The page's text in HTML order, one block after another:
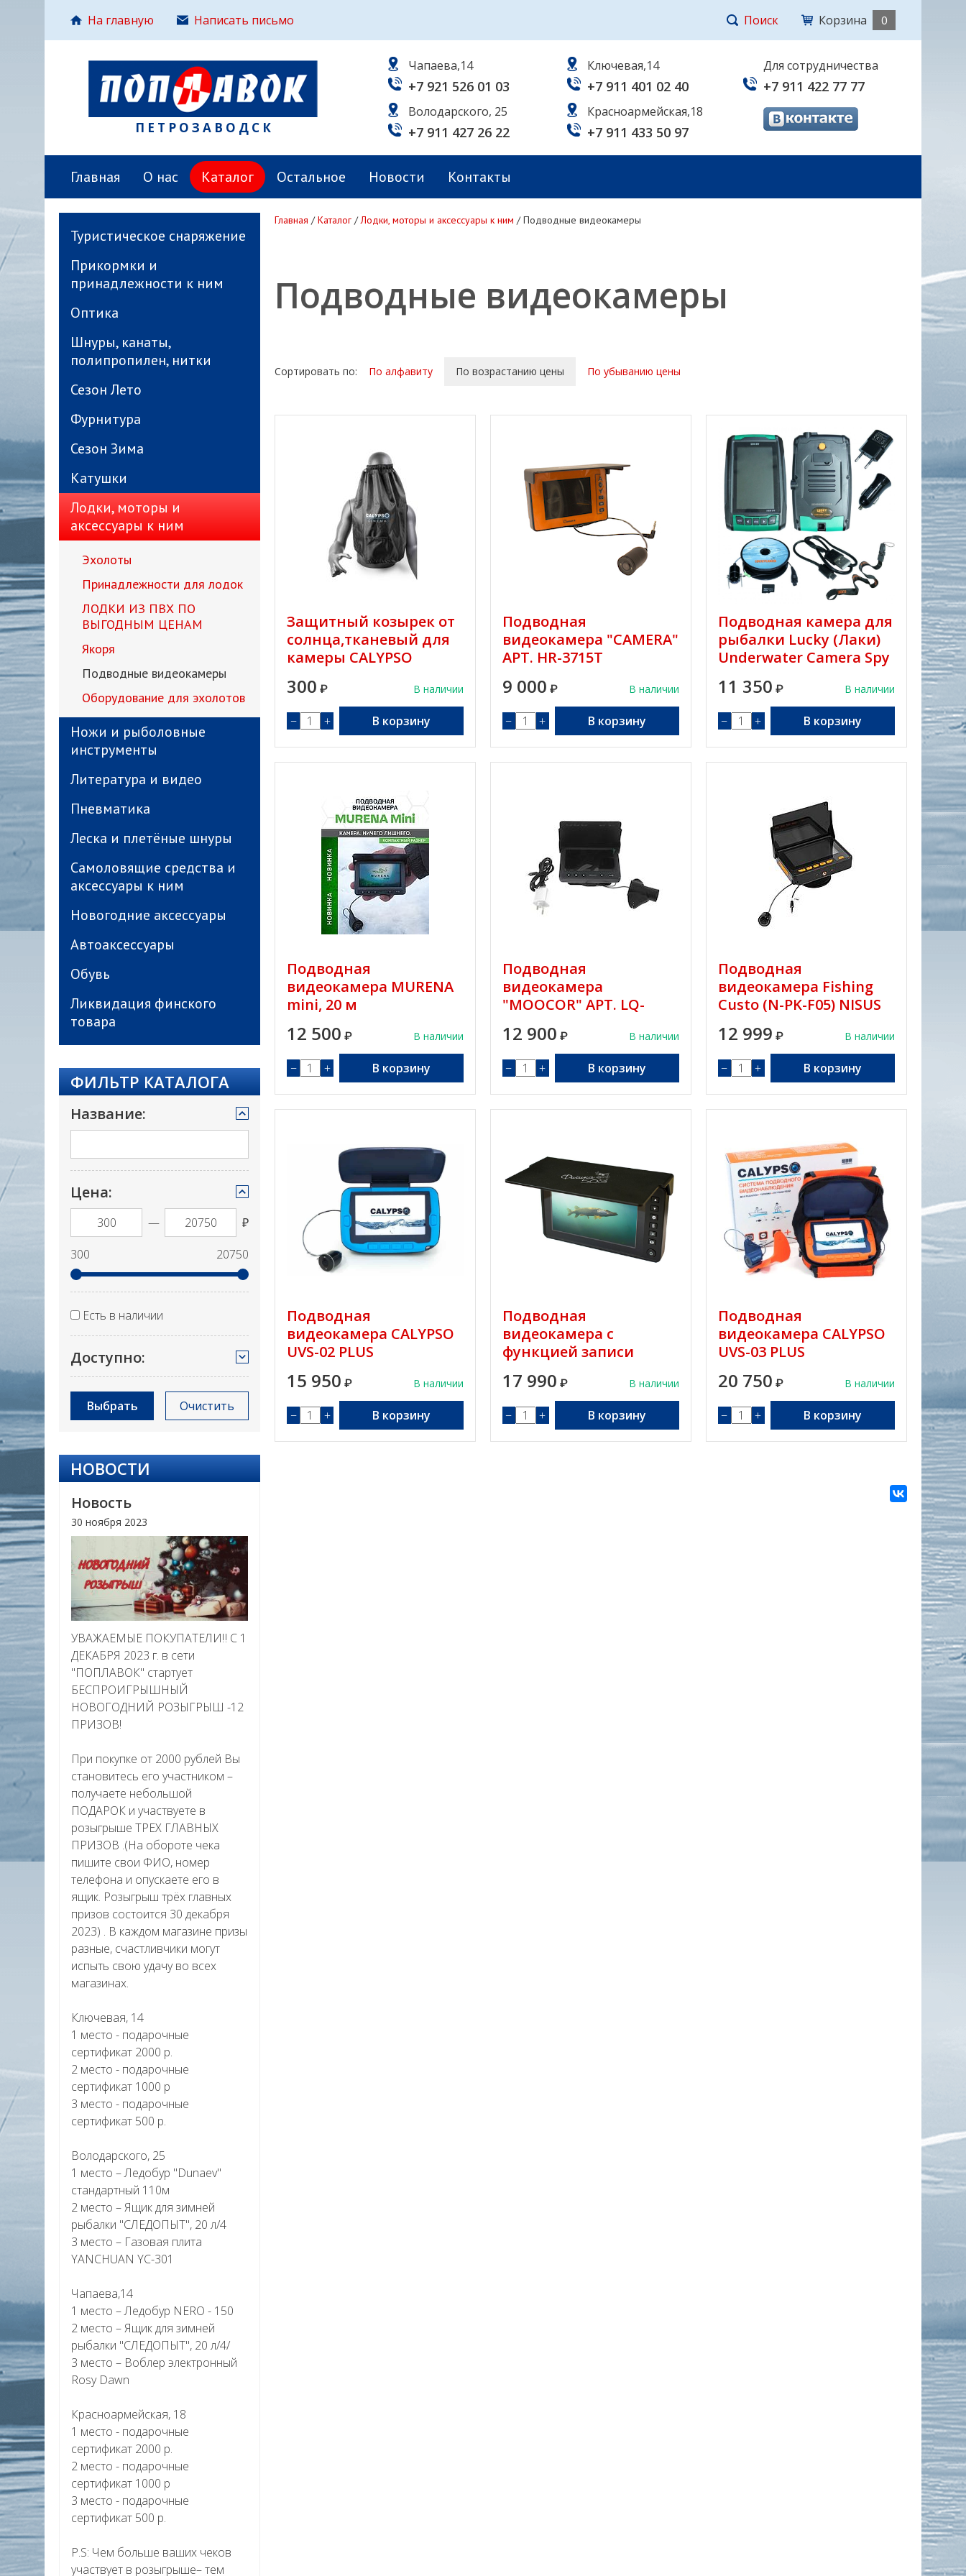
На главную Написать письмо Поиск Корзина 0
ПЕТРОЗАВОДСК
Чапаева,14
+7 921 526 01 03
Володарского, 25
+7 911 427 26 22
Ключевая,14
+7 911 401 02 40
Красноармейская,18
+7 911 433 50 97
Для сотрудничества
+7 911 422 77 77
Главная О нас Каталог Остальное Новости Контакты
Туристическое снаряжение
Прикормки и
принадлежности к ним
Оптика
Шнуры, канаты,
полипропилен, нитки
Сезон Лето
Фурнитура
Сезон Зима
Катушки
Лодки, моторы и
аксессуары к ним
Эхолоты
Принадлежности для лодок
ЛОДКИ ИЗ ПВХ ПО
ВЫГОДНЫМ ЦЕНАМ
Якоря
Подводные видеокамеры
Оборудование для эхолотов
Ножи и рыболовные
инструменты
Литература и видео
Пневматика
Леска и плетёные шнуры
Самоловящие средства и
аксессуары к ним
Новогодние аксессуары
Автоаксессуары
Обувь
Ликвидация финского
товара
ФИЛЬТР КАТАЛОГА
Название:
Цена:
—
₽
300
20750
Есть в наличии
Доступно:
Выбрать Очистить
НОВОСТИ
Новость
30 ноября 2023
УВАЖАЕМЫЕ ПОКУПАТЕЛИ‼ С 1
ДЕКАБРЯ 2023 г. в сети
"ПОПЛАВОК" стартует
БЕСПРОИГРЫШНЫЙ
НОВОГОДНИЙ РОЗЫГРЫШ -12
ПРИЗОВ!
При покупке от 2000 рублей Вы
становитесь его участником –
получаете небольшой
ПОДАРОК и участвуете в
розыгрыше ТРЕХ ГЛАВНЫХ
ПРИЗОВ .(На обороте чека
пишите свои ФИО, номер
телефона и опускаете его в
ящик. Розыгрыш трёх главных
призов состоится 30 декабря
2023) . В каждом магазине призы
разные, счастливчики могут
испыть свою удачу во всех
магазинах.
Ключевая, 14
1 место - подарочные
сертификат 2000 р.
2 место - подарочные
сертификат 1000 р
3 место - подарочные
сертификат 500 р.
Володарского, 25
1 место – Ледобур "Dunaev"
стандартный 110м
2 место – Ящик для зимней
рыбалки "СЛЕДОПЫТ", 20 л/4
3 место – Газовая плита
YANCHUAN YC-301
Чапаева,14
1 место – Ледобур NERO - 150
2 место – Ящик для зимней
рыбалки "СЛЕДОПЫТ", 20 л/4/
3 место – Воблер электронный
Rosy Dawn
Красноармейская, 18
1 место - подарочные
сертификат 2000 р.
2 место - подарочные
сертификат 1000 р
3 место - подарочные
сертификат 500 р.
P.S: Чем больше ваших чеков
участвует в розыгрыше– тем
Главная /Каталог /Лодки, моторы и аксессуары к ним /Подводные видеокамеры
Подводные видеокамеры
Сортировать по: По алфавиту По возрастанию цены По убыванию цены
Защитный козырек от
солнца,тканевый для
камеры CALYPSO
300 ₽ В наличии
− + В корзину
Подводная
видеокамера "CAMERA"
АРТ. HR-3715T
9 000 ₽ В наличии
− + В корзину
Подводная камера для
рыбалки Lucky (Лаки)
Underwater Camera Spy
11 350 ₽ В наличии
− + В корзину
Подводная
видеокамера MURENA
mini, 20 м
12 500 ₽ В наличии
− + В корзину
Подводная
видеокамера
"MOOCOR" АРТ. LQ-
12 900 ₽ В наличии
− + В корзину
Подводная
видеокамера Fishing
Custo (N-PK-F05) NISUS
12 999 ₽ В наличии
− + В корзину
Подводная
видеокамера CALYPSO
UVS-02 PLUS
15 950 ₽ В наличии
− + В корзину
Подводная
видеокамера с
функцией записи
17 990 ₽ В наличии
− + В корзину
Подводная
видеокамера CALYPSO
UVS-03 PLUS
20 750 ₽ В наличии
− + В корзину